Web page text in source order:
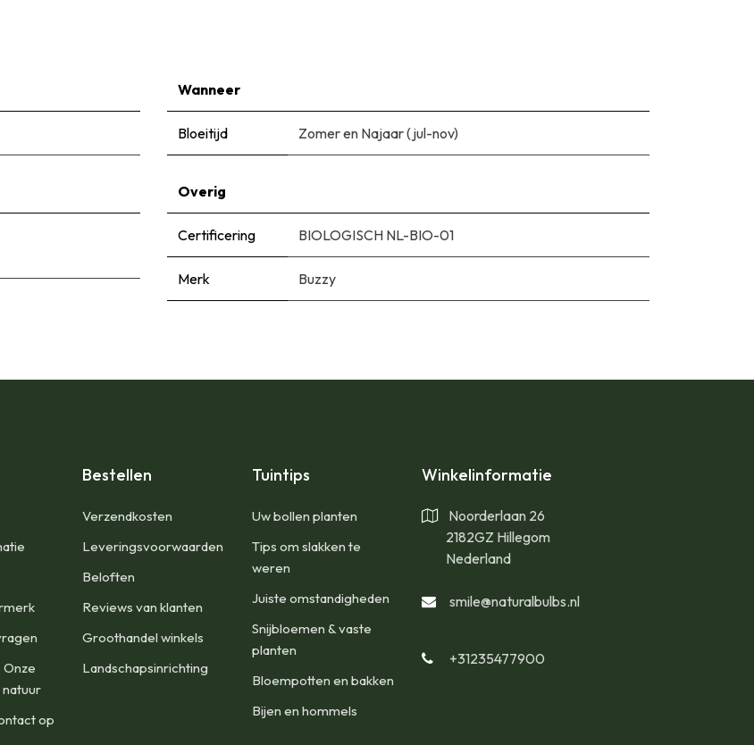
Wanneer
Bloeitijd Zomer en Najaar (jul-nov)
Overig
Certificering BIOLOGISCH NL-BIO-01
Merk Buzzy
Onze
op
Bestellen
​Verzendkosten
Leveringsvoorwaarden
Beloften
Reviews van klanten
Groothandel winkels
Landschapsinrichting
Tuintips
Uw bollen planten
Tips om slakken te
weren
Juiste omstandigheden
Snijbloemen & vaste
planten
Bloempotten en bakken
Bijen en hommels
Winkelinformatie
Noorderlaan 26
2182GZ Hillegom
Nederland
smile@naturalbulbs.nl
+31235477900